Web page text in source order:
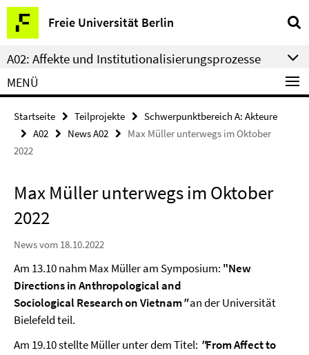
Springe
direkt
zu
Inhalt
Freie Universität Berlin
Service-
Navigation
A02: Affekte und Institutionalisierungsprozesse
MENÜ
Startseite Teilprojekte
Schwerpunktbereich A: Akteure
A02
News A02
Max Müller unterwegs im Oktober
2022
Max Müller unterwegs im Oktober
2022
News vom 18.10.2022
Am 13.10 nahm Max Müller am Symposium: "New
Directions in Anthropological and
Sociological Research on Vietnam"an der Universität
Bielefeld teil.
Am 19.10 stellte Müller unter dem Titel: "From Affect to